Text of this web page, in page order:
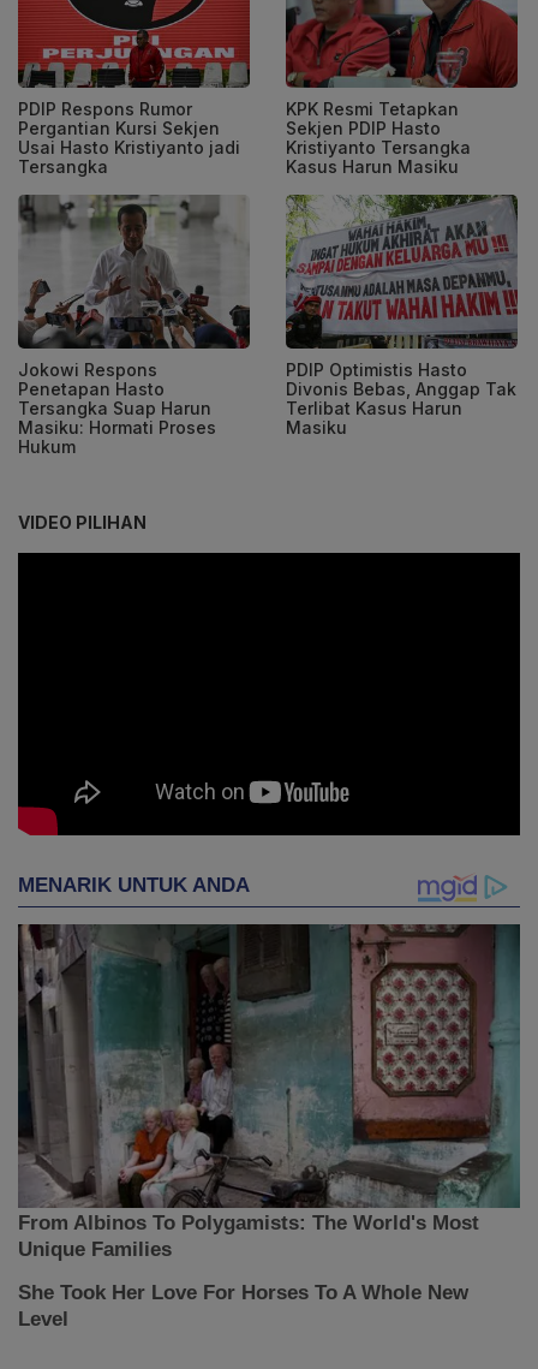
PDIP Respons Rumor
Pergantian Kursi Sekjen
Usai Hasto Kristiyanto jadi
Tersangka
KPK Resmi Tetapkan
Sekjen PDIP Hasto
Kristiyanto Tersangka
Kasus Harun Masiku
Jokowi Respons
Penetapan Hasto
Tersangka Suap Harun
Masiku: Hormati Proses
Hukum
PDIP Optimistis Hasto
Divonis Bebas, Anggap Tak
Terlibat Kasus Harun
Masiku
VIDEO PILIHAN